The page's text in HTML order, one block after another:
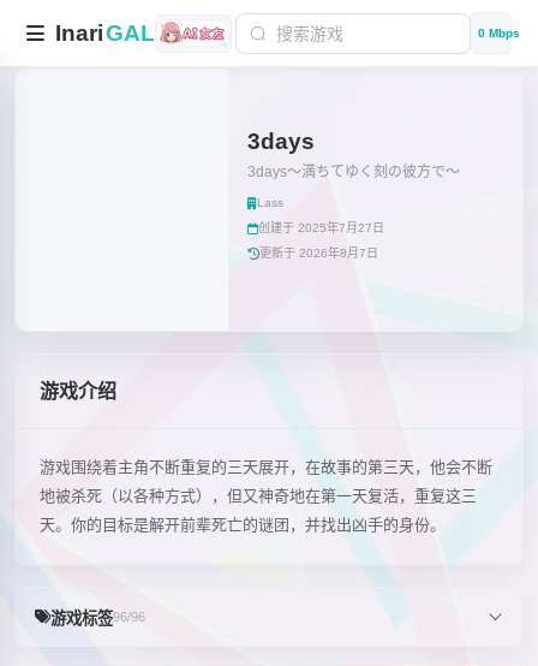
InariGAL 0 Mbps
3days
3days～満ちてゆく刻の彼方で～
Lass
创建于 2025年7月27日
更新于 2026年8月7日
游戏介绍
游戏围绕着主角不断重复的三天展开，在故事的第三天，他会不断
地被杀死（以各种方式），但又神奇地在第一天复活，重复这三
天。你的目标是解开前辈死亡的谜团，并找出凶手的身份。
游戏标签96/96